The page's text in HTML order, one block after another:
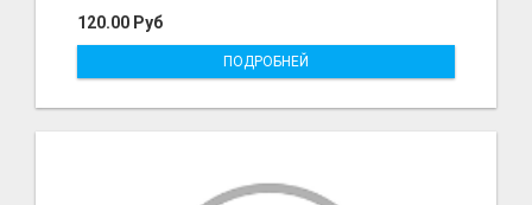
120.00 Руб
ПОДРОБНЕЙ